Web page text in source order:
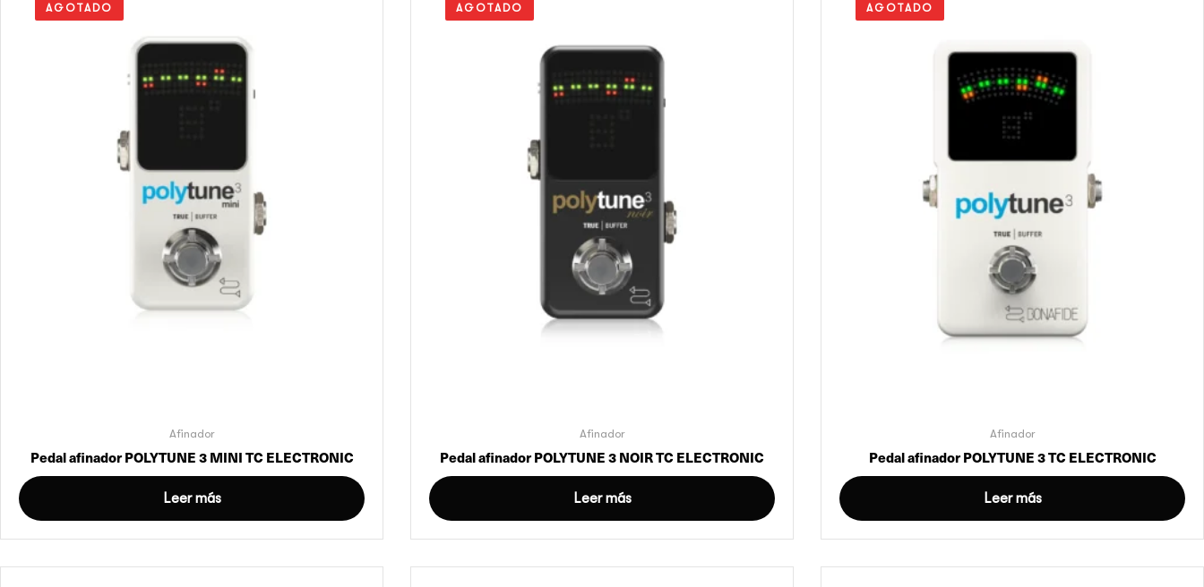
AGOTADO
Afinador
Pedal afinador POLYTUNE 3 MINI TC ELECTRONIC
Leer más
AGOTADO
Afinador
Pedal afinador POLYTUNE 3 NOIR TC ELECTRONIC
Leer más
AGOTADO
Afinador
Pedal afinador POLYTUNE 3 TC ELECTRONIC
Leer más